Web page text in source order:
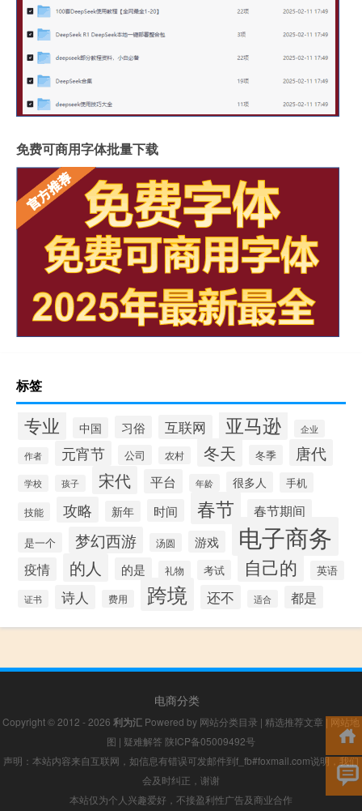
免费可商用字体批量下载
标签
专业 中国 习俗 互联网 亚马逊 企业
作者 元宵节 公司 农村 冬天 冬季 唐代
学校 孩子 宋代 平台 年龄 很多人 手机
技能 攻略 新年 时间 春节 春节期间
是一个 梦幻西游 汤圆 游戏 电子商务
疫情 的人 的是 礼物 考试 自己的 英语
证书 诗人 费用 跨境 还不 适合 都是
电商分类
Copyright © 2012 - 2026 利为汇 Powered by 网站分类目录 | 精选推荐文章 | 网站地
图 | 疑难解答 陕ICP备05009492号
声明：本站内容来自互联网，如信息有错误可发邮件到f_fb#foxmail.com说明，我们
会及时纠正，谢谢
本站仅为个人兴趣爱好，不接盈利性广告及商业合作